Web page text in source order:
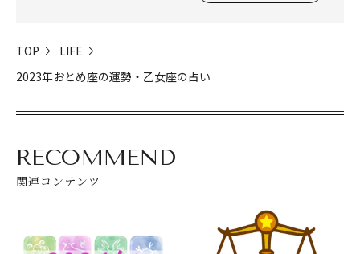
TOP
LIFE
2023年おとめ座の運勢・乙女座の占い
RECOMMEND
関連コンテンツ